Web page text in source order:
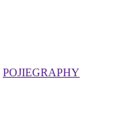
POJIEGRAPHY